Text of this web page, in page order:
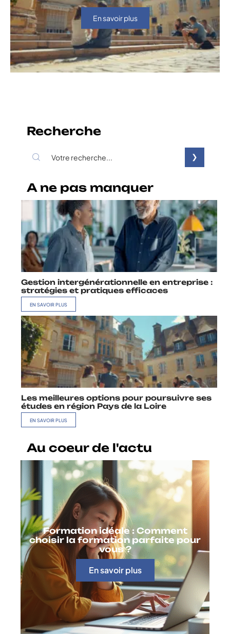
En savoir plus
Recherche
A ne pas manquer
Gestion intergénérationnelle en entreprise :
stratégies et pratiques efficaces
EN SAVOIR PLUS
Les meilleures options pour poursuivre ses
études en région Pays de la Loire
EN SAVOIR PLUS
Au coeur de l'actu
Formation idéale : Comment
choisir la formation parfaite pour
vous ?
En savoir plus